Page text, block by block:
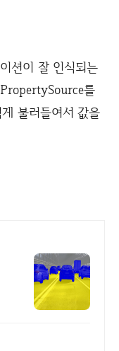
션이 잘 인식되는
를
불러들여서 값을